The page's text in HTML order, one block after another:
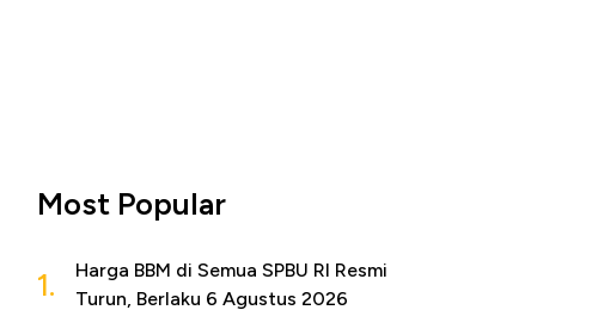
Most Popular
1.
Harga BBM di Semua SPBU RI Resmi
Turun, Berlaku 6 Agustus 2026